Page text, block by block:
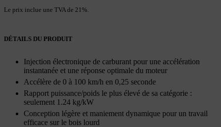
Le prix inclue une TVA de 21%.
DÉTAILS DU PRODUIT
Injection électronique de carburant pour une accélération
instantanée et une réponse optimale du moteur
Accélère de 0 à 100 km/h en 0,25 seconde
Rapport puissance/poids le plus élevé de sa catégorie :
seulement 1.24 kg/kW
Conception légère et maniement dynamique pour un travail
efficace sur le bois lourd